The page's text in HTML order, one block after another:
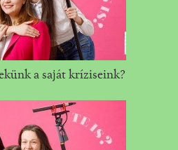
a saját kríziseink?